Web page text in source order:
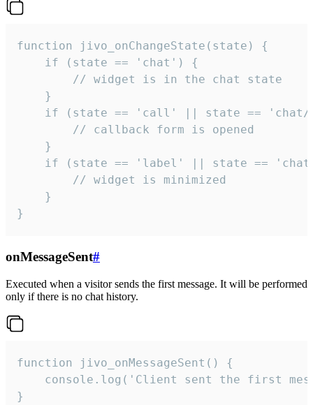
function jivo_onChangeState(state) {
    if (state == 'chat') {
        // widget is in the chat state
    }
if (state == 'call' || state ==
        // callback form is opened
    }
if (state == 'label' || state ==
        // widget is minimized
    }
}
onMessageSent#
Executed when a visitor sends the first message. It will be performed
only if there is no chat history.
function jivo_onMessageSent() {
console.log('Client sent the first
}